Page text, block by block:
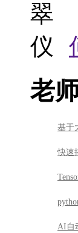
老
基于
快速
AI自